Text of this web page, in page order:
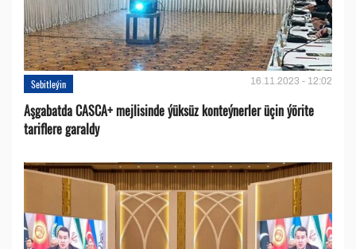
Sebitleýin 16.11.2023 - 12:02
Aşgabatda CASCA+ mejlisinde ýüksüz konteýnerler üçin ýörite
tariflere garaldy